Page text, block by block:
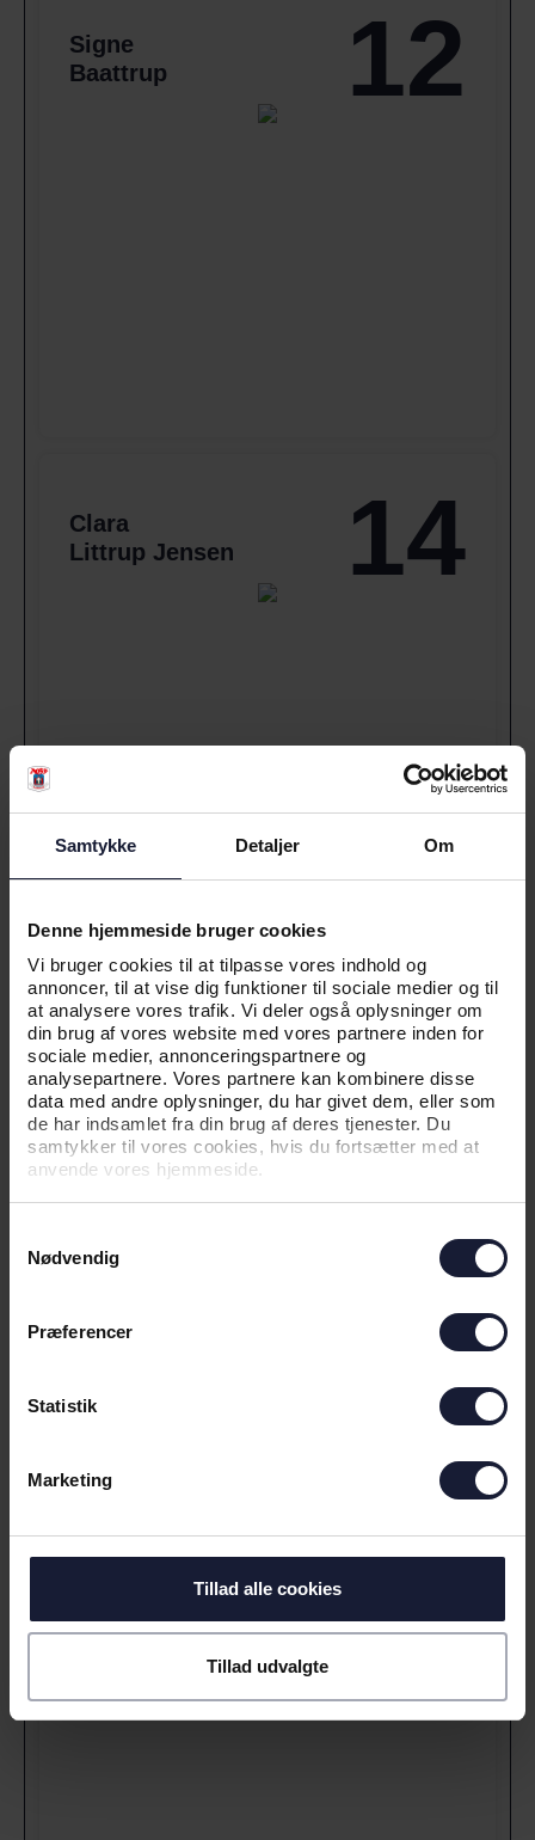
Samtykke Detaljer Om
Denne hjemmeside bruger cookies
Vi bruger cookies til at tilpasse vores indhold og
annoncer, til at vise dig funktioner til sociale medier og til
at analysere vores trafik. Vi deler også oplysninger om
din brug af vores website med vores partnere inden for
sociale medier, annonceringspartnere og
analysepartnere. Vores partnere kan kombinere disse
data med andre oplysninger, du har givet dem, eller som
de har indsamlet fra din brug af deres tjenester. Du
samtykker til vores cookies, hvis du fortsætter med at
anvende vores hjemmeside.
Nødvendig
Præferencer
Statistik
Marketing
Tillad alle cookies
Tillad udvalgte